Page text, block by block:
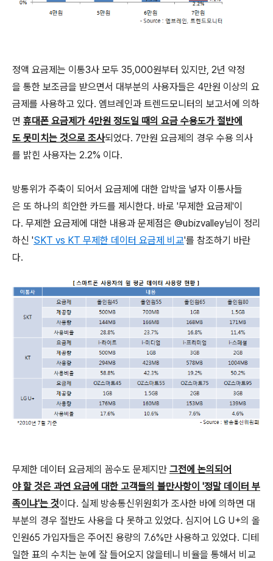
정액 요금제는 이통3사 모두 35,000원부터 있지만, 2년 약정
을 통한 보조금을 받으면서 대부분의 사용자들은 4만원 이상의 요
금제를 사용하고 있다. 엠브레인과 트렌드모니터의 보고서에 의하
면 휴대폰 요금제가 4만원 정도일 때의 요금 수용도가 절반에
도 못미치는 것으로 조사되었다. 7만원 요금제의 경우 수용 의사
를 밝힌 사용자는 2.2% 이다.
방통위가 주축이 되어서 요금제에 대한 압박을 넣자 이통사들
은 또 하나의 희안한 카드를 제시한다. 바로 '무제한 요금제'이
다. 무제한 요금제에 대한 내용과 문제점은 @ubizvalley님이 정리
하신 'SKT vs KT 무제한 데이터 요금제 비교'를 참조하기 바란
다.
무제한 데이터 요금제의 꼼수도 문제지만 그전에 논의되어
야 할 것은 과연 요금에 대한 고객들의 불만사항이 '정말 데이터 부
족이냐'는 것이다. 실제 방송통신위원회가 조사한 바에 의하면 대
부분의 경우 절반도 사용을 다 못하고 있었다. 심지어 LG U+의 올
인원65 가입자들은 주어진 용량의 7.6%만 사용하고 있었다. 디테
일한 표의 수치는 눈에 잘 들어오지 않을테니 비율을 통해서 비교